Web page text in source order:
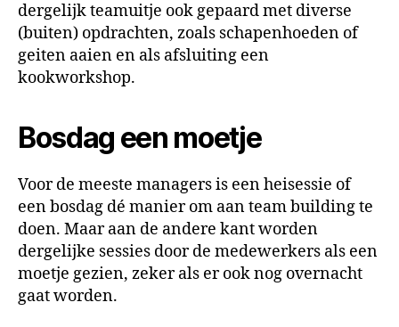
dergelijk teamuitje ook gepaard met diverse
(buiten) opdrachten, zoals schapenhoeden of
geiten aaien en als afsluiting een
kookworkshop.
Bosdag een moetje
Voor de meeste managers is een heisessie of
een bosdag dé manier om aan team building te
doen. Maar aan de andere kant worden
dergelijke sessies door de medewerkers als een
moetje gezien, zeker als er ook nog overnacht
gaat worden.